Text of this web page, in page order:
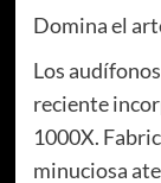
Domina el
Los
reciente
1000X.
minuciosa